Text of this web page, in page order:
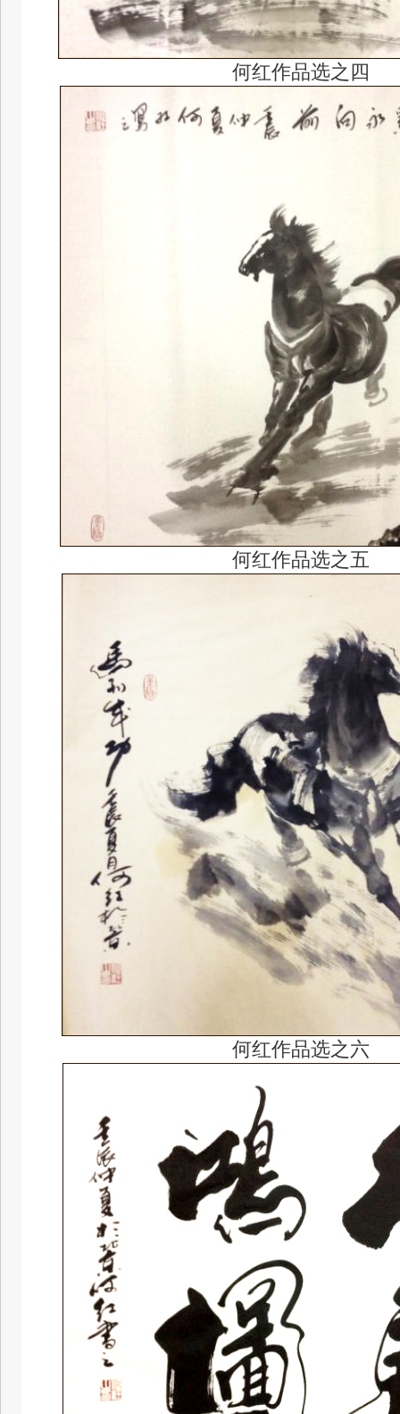
何红作品选之四
何红作品选之五
何红作品选之六